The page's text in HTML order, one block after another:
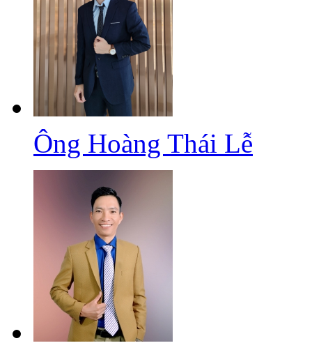
Ông Hoàng Thái Lễ